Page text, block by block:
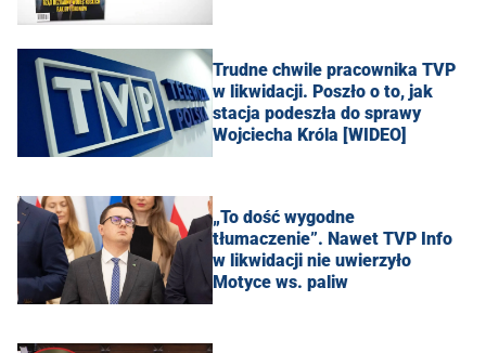
Trudne chwile pracownika TVP
w likwidacji. Poszło o to, jak
stacja podeszła do sprawy
Wojciecha Króla [WIDEO]
„To dość wygodne
tłumaczenie”. Nawet TVP Info
w likwidacji nie uwierzyło
Motyce ws. paliw